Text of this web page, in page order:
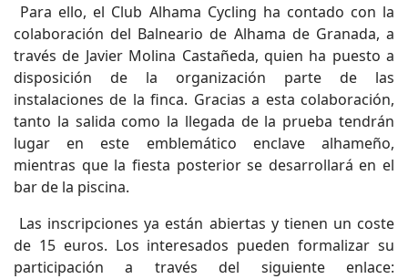
Para ello, el Club Alhama Cycling ha contado con la
colaboración del Balneario de Alhama de Granada, a
través de Javier Molina Castañeda, quien ha puesto a
disposición de la organización parte de las
instalaciones de la finca. Gracias a esta colaboración,
tanto la salida como la llegada de la prueba tendrán
lugar en este emblemático enclave alhameño,
mientras que la fiesta posterior se desarrollará en el
bar de la piscina.
Las inscripciones ya están abiertas y tienen un coste
de 15 euros. Los interesados pueden formalizar su
participación a través del siguiente enlace: